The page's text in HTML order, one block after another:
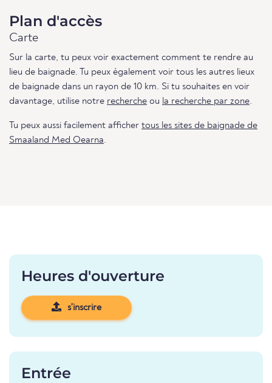
Plan d'accès
Carte
Sur la carte, tu peux voir exactement comment te rendre au
lieu de baignade. Tu peux également voir tous les autres lieux
de baignade dans un rayon de 10 km. Si tu souhaites en voir
davantage, utilise notre recherche ou la recherche par zone.
Tu peux aussi facilement afficher tous les sites de baignade de
Smaaland Med Oearna.
Heures d'ouverture
s'inscrire
Entrée